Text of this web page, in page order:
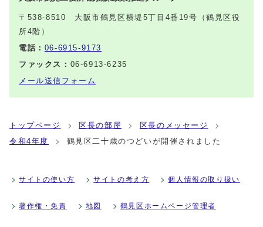
〒538-8510 大阪市鶴見区横堤5丁目4番19号（鶴見区役
所4階）
電話： 06-6915-9173
ファックス： 06-6913-6235
メール送信フォーム
トップページ 区長の部屋
区長のメッセージ
令和4年度
鶴見区二十歳のつどいが開催されました
サイトの使い方 サイトの考え方 個人情報の取り扱い
著作権・免責 地図 鶴見区ホームページ管理者